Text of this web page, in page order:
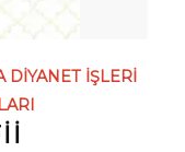
DIYANET İŞLERI